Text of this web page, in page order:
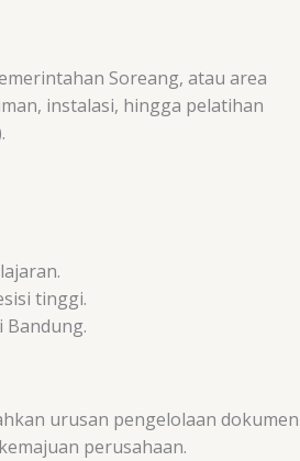
Soreang, atau area
instalasi, hingga pelatihan
tinggi.
Bandung.
urusan pengelolaan dokumen
perusahaan.